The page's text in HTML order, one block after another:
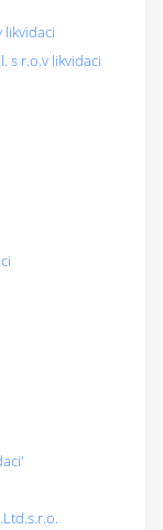
likvidaci
s r.o.v likvidaci